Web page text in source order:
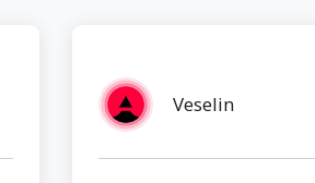
Veselin